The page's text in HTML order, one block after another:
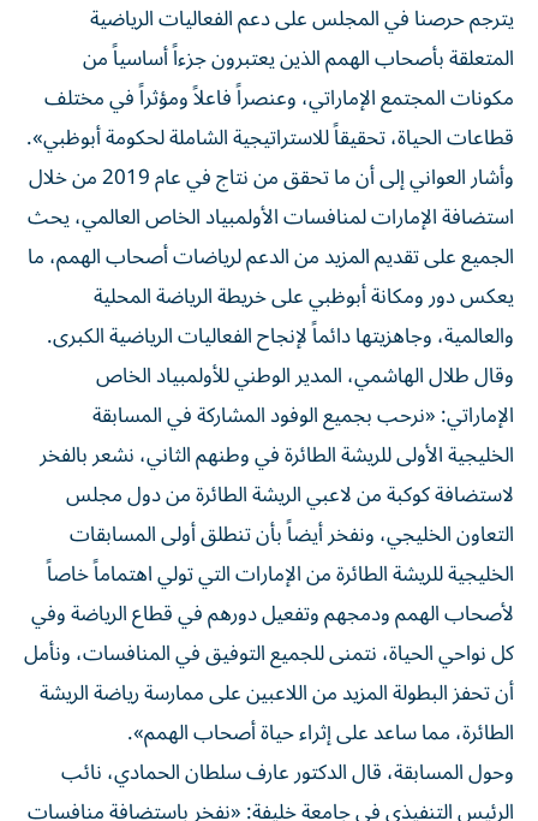
يترجم حرصنا في المجلس على دعم الفعاليات الرياضية
المتعلقة بأصحاب الهمم الذين يعتبرون جزءاً أساسياً من
مكونات المجتمع الإماراتي، وعنصراً فاعلاً ومؤثراً في مختلف
قطاعات الحياة، تحقيقاً للاستراتيجية الشاملة لحكومة أبوظبي».
وأشار العواني إلى أن ما تحقق من نتاج في عام 2019 من خلال
استضافة الإمارات لمنافسات الأولمبياد الخاص العالمي، يحث
الجميع على تقديم المزيد من الدعم لرياضات أصحاب الهمم، ما
يعكس دور ومكانة أبوظبي على خريطة الرياضة المحلية
والعالمية، وجاهزيتها دائماً لإنجاح الفعاليات الرياضية الكبرى.
وقال طلال الهاشمي، المدير الوطني للأولمبياد الخاص
الإماراتي: «نرحب بجميع الوفود المشاركة في المسابقة
الخليجية الأولى للريشة الطائرة في وطنهم الثاني، نشعر بالفخر
لاستضافة كوكبة من لاعبي الريشة الطائرة من دول مجلس
التعاون الخليجي، ونفخر أيضاً بأن تنطلق أولى المسابقات
الخليجية للريشة الطائرة من الإمارات التي تولي اهتماماً خاصاً
لأصحاب الهمم ودمجهم وتفعيل دورهم في قطاع الرياضة وفي
كل نواحي الحياة، نتمنى للجميع التوفيق في المنافسات، ونأمل
أن تحفز البطولة المزيد من اللاعبين على ممارسة رياضة الريشة
الطائرة، مما ساعد على إثراء حياة أصحاب الهمم».
وحول المسابقة، قال الدكتور عارف سلطان الحمادي، نائب